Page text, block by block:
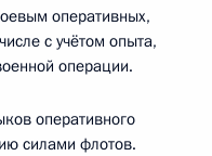
оперативных,
с учётом опыта,
операции.
оперативного
силами флотов.